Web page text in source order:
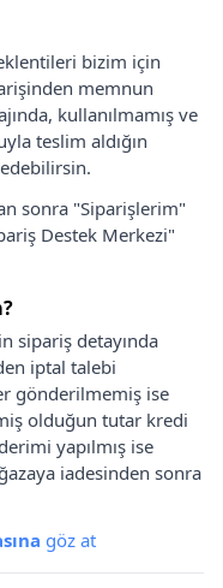
bizim için
memnun
kullanılmamış ve
teslim aldığın
sonra "Siparişlerim"
Destek Merkezi"
sipariş detayında
iptal talebi
gönderilmemiş ise
olduğun tutar kredi
yapılmış ise
iadesinden sonra
göz at